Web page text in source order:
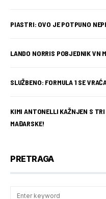
PIASTRI: OVO JE POTPUNO
LANDO NORRIS POBJEDNIK VN
SLUŽBENO: FORMULA 1 SE
KIMI ANTONELLI KAŽNJEN S
MAĐARSKE!
PRETRAGA